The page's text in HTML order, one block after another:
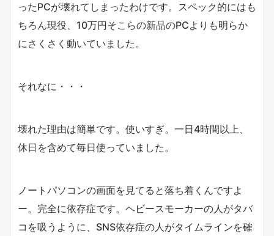
ったPCが壊れてしまったわけです。スペック的にはも
ちろん現役、10万円そこらの新品のPCよりも明らか
にさくさく動いていました。
それなに・・・
壊れた理由は簡単です。使いすぎ。一日4時間以上、
休日を含めて毎日使っていました。
ノートパソコンの画面を見てると落ち着くんですよ
ー。完全に依存症です。ヘビースモーカーの人がタバ
コを吸うように、SNS依存症の人がタイムラインを確